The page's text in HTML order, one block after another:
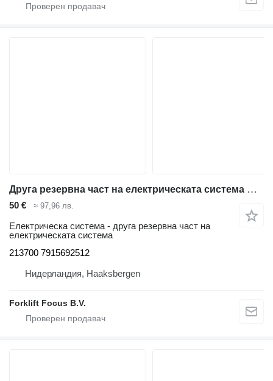
Друга резервна част на електрическата система Contactor 213700 за стакер Linde L12LHP
50 € ≈ 97,96 лв.
Електрическа система - друга резервна част на
електрическата система
213700 7915692512
Нидерландия, Haaksbergen
Forklift Focus B.V.